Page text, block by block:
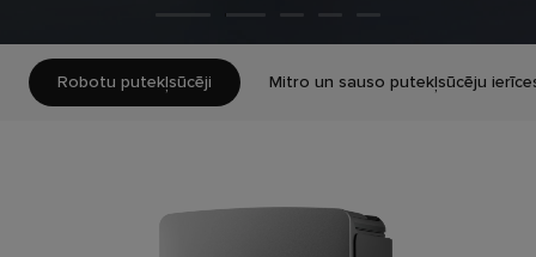
Robotu putekļsūcēji Mitro un sauso putekļsūcēju